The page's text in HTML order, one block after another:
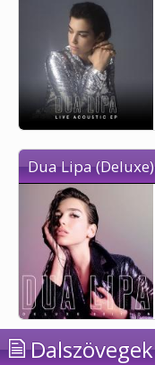
Dua Lipa (Deluxe)
Dalszövegek